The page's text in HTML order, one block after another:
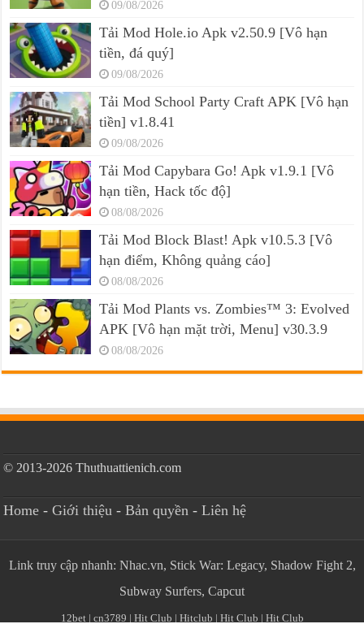
09/08/2026
Tải Mod Hole.io Apk v2.50.9 [Vô hạn
tiền, đá quý]
09/08/2026
Tải Mod School Party Craft APK [Vô hạn
tiền] v1.8.41
09/08/2026
Tải Mod Capybara Go! Apk v1.9.1 [Vô
hạn tiền, Hack tốc độ]
08/08/2026
Tải Mod Block Blast! Apk v10.5.3 [Vô
hạn điểm, Không quảng cáo]
08/08/2026
Tải Mod Plants vs. Zombies™ 3: Evolved
APK [Vô hạn mặt trời, Menu] v30.3.9
08/08/2026
© 2013-2026 Thuthuattienich.com
Home -Giới thiệu -Bản quyền -Liên hệ
Link truy cập nhanh: Nhac.vn, Stick War: Legacy, Shadow Fight 2,
Subway Surfers, Capcut
12bet| cn3789 | Hit Club | Hitclub | Hit Club | Hit Club